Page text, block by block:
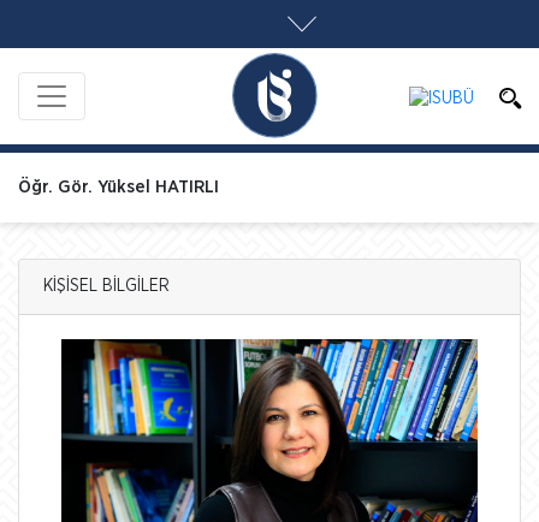
Öğr. Gör. Yüksel HATIRLI
KİŞİSEL BİLGİLER